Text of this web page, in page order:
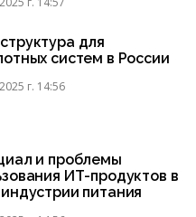
для
систем в России
г. 14:56
и проблемы
ИТ-продуктов в
питания